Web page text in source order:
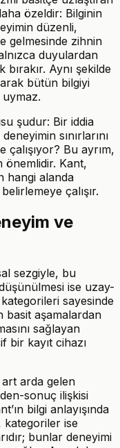
özeldir: Bilginin
düzenli,
gelmesinde zihnin
duyulardan
Aynı şekilde
bütün bilgiyi
uymaz.
şudur: Bir iddia
sınırlarını
Bu ayrım,
önemlidir. Kant,
hangi alanda
çalışır.
ve
sezgiyle, bu
ise uzay-
sayesinde
basit aşamalardan
sağlayan
bir kayıt cihazı
arda gelen
sonuç ilişkisi
bilgi anlayışında
kategoriler ise
bunlar deneyimi